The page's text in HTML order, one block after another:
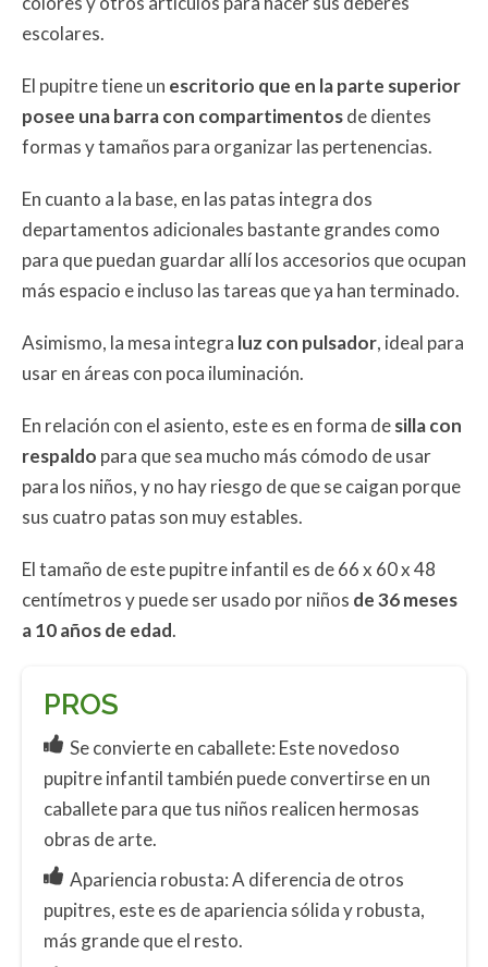
escolares.
El pupitre tiene un escritorio que en la parte superior
posee una barra con compartimentosde dientes
formas y tamaños para organizar las pertenencias.
En cuanto a la base, en las patas integra dos
departamentos adicionales bastante grandes como
para que puedan guardar allí los accesorios que ocupan
más espacio e incluso las tareas que ya han terminado.
Asimismo, la mesa integra luz con pulsador, ideal para
usar en áreas con poca iluminación.
En relación con el asiento, este es en forma desilla con
respaldo para que sea mucho más cómodo de usar
para los niños, y no hay riesgo de que se caigan porque
sus cuatro patas son muy estables.
El tamaño de este pupitre infantil es de 66 x 60 x 48
centímetros y puede ser usado por niños de 36 meses
a 10 años de edad.
PROS
Se convierte en caballete: Este novedoso
pupitre infantil también puede convertirse en un
caballete para que tus niños realicen hermosas
obras de arte.
Apariencia robusta: A diferencia de otros
pupitres, este es de apariencia sólida y robusta,
más grande que el resto.